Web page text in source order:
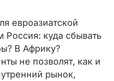
евроазиатской
Россия: куда сбывать
В Африку?
не позволят, как и
рынок,